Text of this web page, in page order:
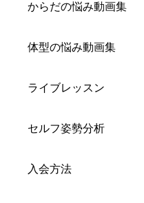
からだの悩み動画集
体型の悩み動画集
ライブレッスン
セルフ姿勢分析
入会方法